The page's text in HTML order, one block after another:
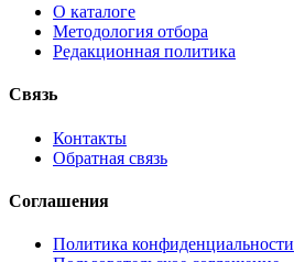
О каталоге
Методология отбора
Редакционная политика
Связь
Контакты
Обратная связь
Соглашения
Политика конфиденциальности